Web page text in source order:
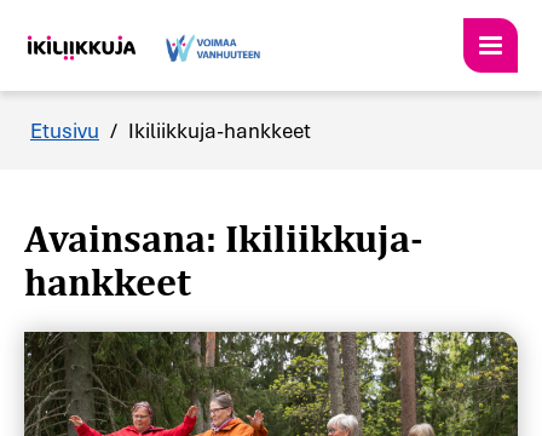
Etusivu / Ikiliikkuja-hankkeet
Avainsana: Ikiliikkuja-
hankkeet